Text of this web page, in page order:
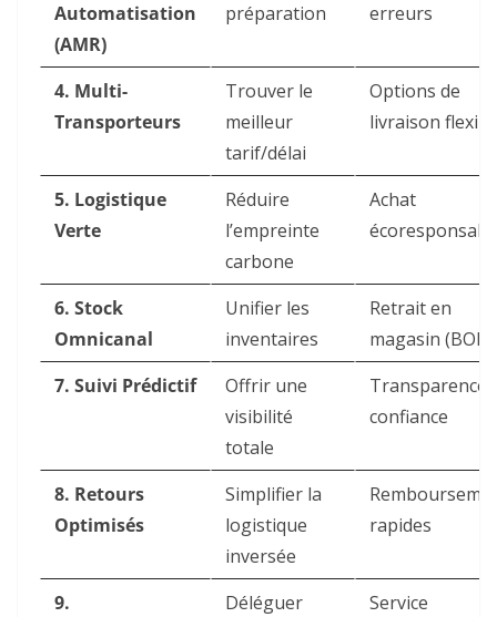
Automatisation
(AMR)
préparation
erreurs
4. Multi-
Transporteurs
Trouver le
meilleur
tarif/délai
Options de
livraison
5. Logistique
Verte
Réduire
l’empreinte
carbone
Achat
6. Stock
Omnicanal
Unifier les
inventaires
Retrait en
magasin
7. Suivi Prédictif
Offrir une
visibilité
totale
Transparence
confiance
8. Retours
Optimisés
Simplifier la
logistique
inversée
rapides
9.
Déléguer
Service